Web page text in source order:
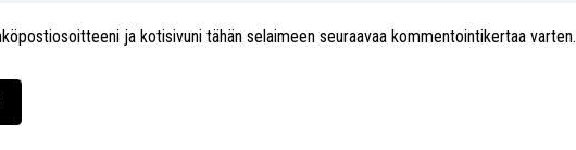
ja kotisivuni tähän selaimeen seuraavaa kommentointikertaa varten.